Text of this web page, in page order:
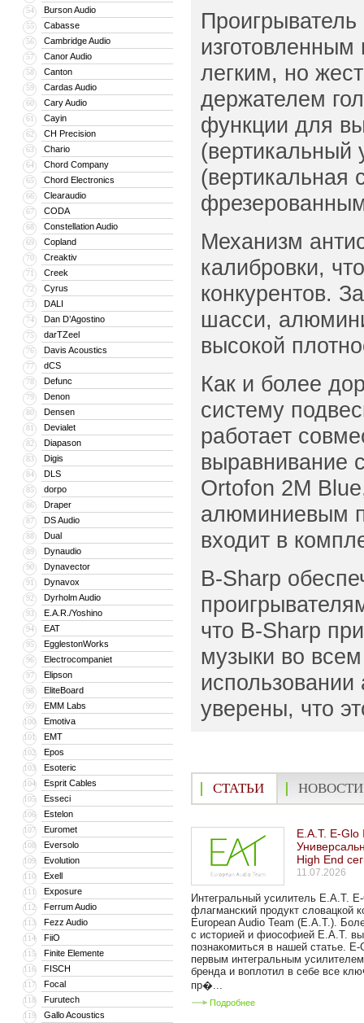
54 Burson Audio
55 Cabasse
56 Cambridge Audio
57 Canor Audio
58 Canton
59 Cardas Audio
60 Cary Audio
61 Cayin
62 CH Precision
63 Chario
64 Chord Company
65 Chord Electronics
66 Clearaudio
67 CODA
68 Constellation Audio
69 Copland
70 Creaktiv
71 Creek
72 Cyrus
73 DALI
74 Dan D’Agostino
75 darTZeel
76 Davis Acoustics
77 dCS
78 Defunc
79 Denon
80 Densen
81 Devialet
82 Diapason
83 Digis
84 DLS
85 dorpo
86 Draper
87 DS Audio
88 Dual
89 Dynaudio
90 Dynavector
91 Dynavox
92 Dyrholm Audio
93 E.A.R./Yoshino
94 EAT
95 EgglestonWorks
96 Electrocompaniet
97 Elipson
98 EliteBoard
99 EMM Labs
100 Emotiva
101 EMT
102 Epos
103 Esoteric
104 Esprit Cables
105 Esseci
106 Estelon
107 Euromet
108 Eversolo
109 Evolution
110 Exell
111 Exposure
112 Ferrum Audio
113 Fezz Audio
114 FiiO
115 Finite Elemente
116 FISCH
117 Focal
118 Furutech
119 Gallo Acoustics
изготовленным
легким, но
держателем
функции для
(вертикальный
(вертикальная
Механизм
калибровки,
конкурентов.
шасси,
высокой
Как и более
систему
работает
выравнивание
Ortofon 2M
алюминиевым
входит в
B-Sharp
что B-Sharp
музыки во
использовании
уверены, что
СТАТЬИ НОВОСТИ
E.A.T. E-Glo
High End
11.07.2026
Интегральный усилитель E.A.T.
флагманский продукт словацкой
European Audio Team (E.A.T.).
с историей и фиософией E.A.T.
познакомиться в нашей статье. E-
первым интегральным
бренда и воплотил в себе все
пр�...
Подробнее